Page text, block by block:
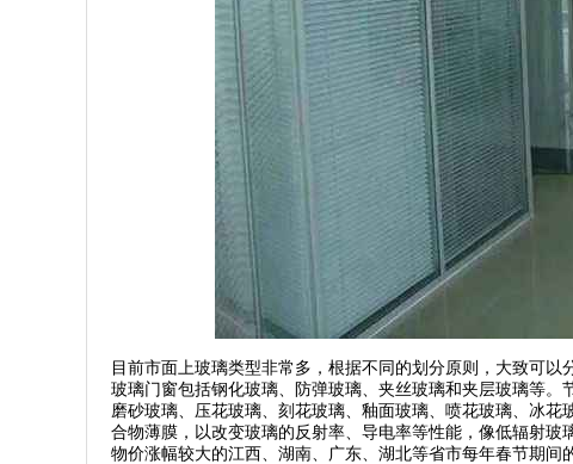
目前市面上玻璃类型非常多，根据不同的划分原则，大致可
玻璃门窗包括钢化玻璃、防弹玻璃、夹丝玻璃和夹层玻璃等
磨砂玻璃、压花玻璃、刻花玻璃、釉面玻璃、喷花玻璃、冰
合物薄膜，以改变玻璃的反射率、导电率等性能，像低辐射玻
物价涨幅较大的江西、湖南、广东、湖北等省市每年春节期